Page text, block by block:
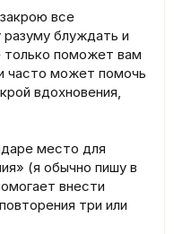
все
блуждать и
поможет вам
часто может помочь
вдохновения,
место для
(я обычно пишу в
внести
три или